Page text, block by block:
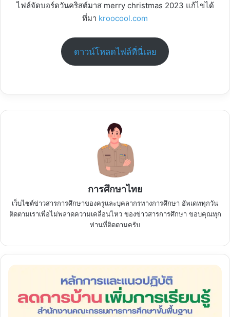
ไฟล์จัดบอร์ดวันคริสต์มาส merry christmas 2023 แก้ไขได้
ที่มา kroocool.com
ดาวน์โหลดไฟล์ที่นี่เลย
การศึกษาไทย
เว็บไซต์ข่าวสารการศึกษาของครูและบุคลากรทางการศึกษา อัพเดททุกวัน
ติดตามเราเพื่อไม่พลาดความเคลื่อนไหว ของข่าวสารการศึกษา ขอบคุณทุก
ท่านที่ติดตามครับ
หลัก
แนว